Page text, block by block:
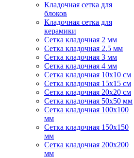
Кладочная сетка для
блоков
Кладочная сетка для
керамики
Сетка кладочная 2 мм
Сетка кладочная 2.5 мм
Сетка кладочная 3 мм
Сетка кладочная 4 мм
Сетка кладочная 10x10 см
Сетка кладочная 15x15 см
Сетка кладочная 20x20 см
Сетка кладочная 50x50 мм
Сетка кладочная 100x100
мм
Сетка кладочная 150x150
мм
Сетка кладочная 200x200
мм